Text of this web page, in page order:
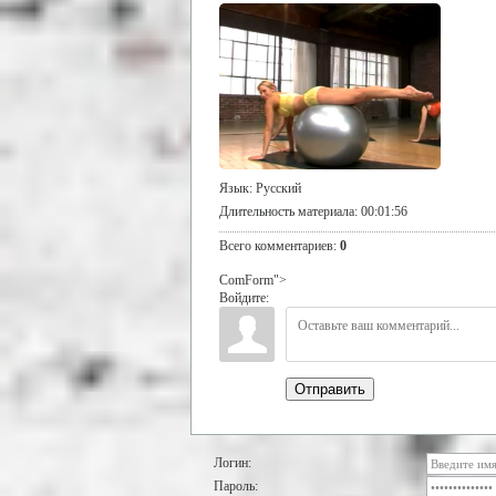
Язык: Русский
Длительность материала: 00:01:56
Всего комментариев: 0
ComForm">
Войдите:
Отправить
Логин:
Пароль: